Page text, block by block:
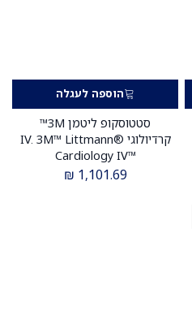
הוספה לעגלה
סטטוסקופ ליטמן 3M™
קרדיולוגי IV. 3M™ Littmann®
Cardiology IV™
Stethoscope. צבע שזיף מוט1,101.69
₪